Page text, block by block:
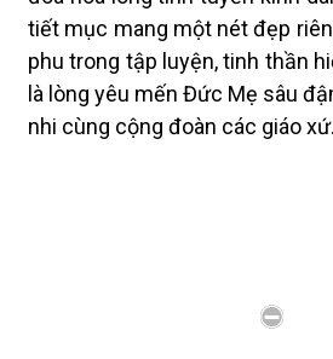
tiết mục mang một nét đẹp
phu trong tập luyện, tinh thần
là lòng yêu mến Đức Mẹ sâu
nhi cùng cộng đoàn các giáo xứ.